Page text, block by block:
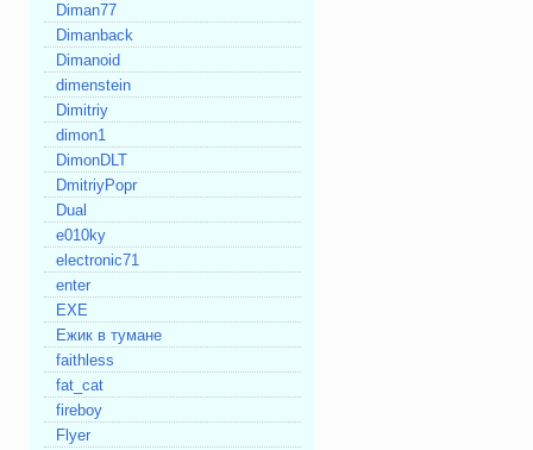
Diman77
Dimanback
Dimanoid
dimenstein
Dimitriy
dimon1
DimonDLT
DmitriyPopr
Dual
e010ky
electronic71
enter
EXE
Eжик в тумане
faithless
fat_cat
fireboy
Flyer